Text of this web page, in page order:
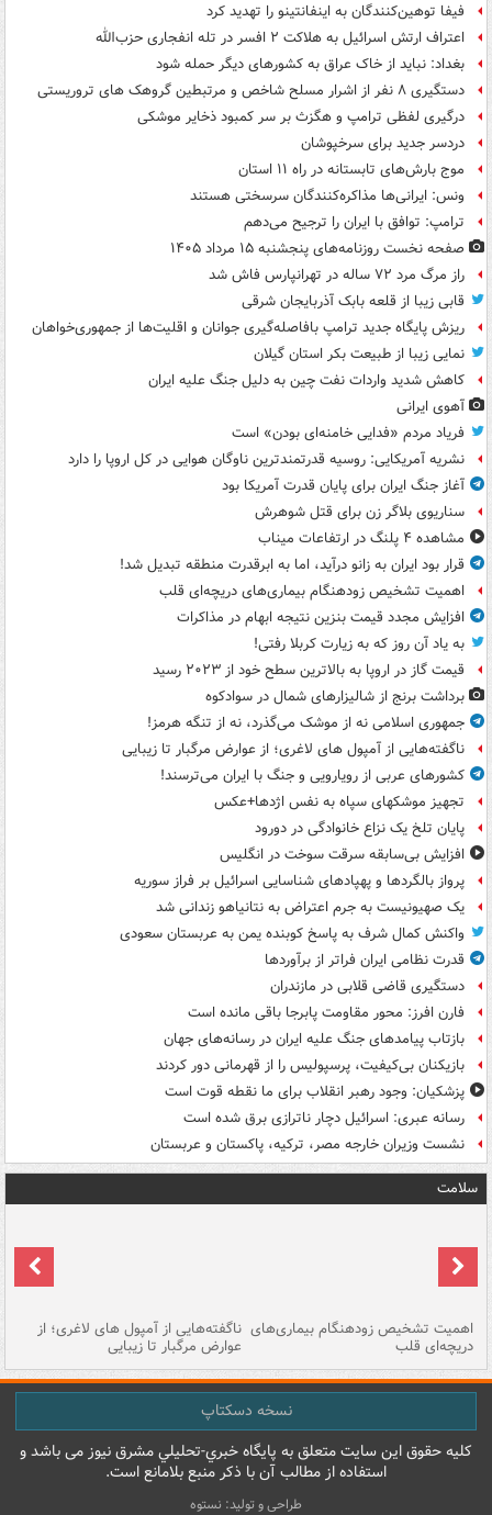
فیفا توهین‌کنندگان به اینفانتینو را تهدید کرد
اعتراف ارتش اسرائیل به هلاکت ۲ افسر در تله انفجاری حزب‌الله
بغداد: نباید از خاک عراق به کشورهای دیگر حمله شود
دستگیری ۸ نفر از اشرار مسلح شاخص و مرتبطین گروهک های تروریستی
درگیری لفظی ترامپ و هگزث بر سر کمبود ذخایر موشکی
دردسر جدید برای سرخپوشان
موج بارش‌های تابستانه در راه ۱۱ استان
ونس: ایرانی‌ها مذاکره‌کنندگان سرسختی هستند
ترامپ: توافق با ایران را ترجیح می‌دهم
صفحه نخست روزنامه‌های پنجشنبه ۱۵ مرداد ۱۴۰۵
راز مرگ مرد ۷۲ ساله در تهرانپارس فاش شد
قابی زیبا از قلعه بابک آذربایجان شرقی
ریزش پایگاه جدید ترامپ بافاصله‌گیری جوانان و اقلیت‌ها از جمهوری‌خواهان
نمایی زیبا از طبیعت بکر استان گیلان
کاهش شدید واردات نفت چین به دلیل جنگ علیه ایران
آهوی ایرانی
فریاد مردم «فدایی خامنه‌ای بودن» است
نشریه آمریکایی: روسیه قدرتمندترین ناوگان هوایی در کل اروپا را دارد
آغاز جنگ ایران برای پایان قدرت آمریکا بود
سناریوی بلاگر زن برای قتل شوهرش
مشاهده ۴ پلنگ در ارتفاعات میناب
قرار بود ایران به زانو درآید، اما به ابرقدرت منطقه تبدیل شد!
اهمیت تشخیص زودهنگام بیماری‌های دریچه‌ای قلب
افزایش مجدد قیمت بنزین نتیجه ابهام در مذاکرات
به یاد آن روز که به زیارت کربلا رفتی!
قیمت گاز در اروپا به بالاترین سطح خود از ۲۰۲۳ رسید
برداشت برنج از شالیزارهای شمال در سوادکوه
جمهوری اسلامی نه از موشک می‌گذرد، نه از تنگه هرمز!
ناگفته‌هایی از آمپول های لاغری؛ از عوارض مرگبار تا زیبایی
کشورهای عربی از رویارویی و جنگ با ایران می‌ترسند!
تجهیز موشکهای سپاه به نفس اژدها+عکس
پایان تلخ یک نزاع خانوادگی در دورود
افزایش بی‌سابقه سرقت سوخت در انگلیس
پرواز بالگردها و پهپادهای شناسایی اسرائیل بر فراز سوریه
یک صهیونیست به جرم اعتراض به نتانیاهو زندانی شد
واکنش کمال شرف به پاسخ کوبنده یمن به عربستان سعودی
قدرت نظامی ایران فراتر از برآوردها
دستگیری قاضی قلابی در مازندران
فارن افرز: محور مقاومت پابرجا باقی مانده است
بازتاب پیامدهای جنگ علیه ایران در رسانه‌های جهان
بازیکنان بی‌کیفیت، پرسپولیس را از قهرمانی دور کردند
پزشکیان: وجود رهبر انقلاب برای ما نقطه قوت است
رسانه عبری: اسرائیل دچار ناترازی برق شده است
نشست وزیران خارجه مصر، ترکیه، پاکستان و عربستان
سلامت
اهمیت تشخیص زودهنگام بیماری‌های
دریچه‌ای قلب
ناگفته‌هایی از آمپول های لاغری؛ از
عوارض مرگبار تا زیبایی
نسخه دسکتاپ
کليه حقوق اين سايت متعلق به پایگاه خبري-تحليلي مشرق نيوز می باشد و
استفاده از مطالب آن با ذکر منبع بلامانع است.
طراحی و تولید: نستوه